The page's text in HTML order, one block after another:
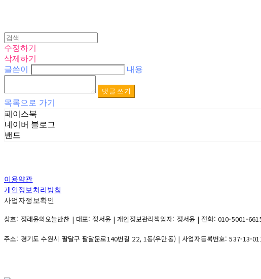
수정하기
삭제하기
글쓴이
내용
댓글 쓰기
목록으로 가기
페이스북
네이버 블로그
밴드
이용약관
개인정보처리방침
사업자정보확인
상호: 정래윤의오늘반찬 | 대표: 정서윤 | 개인정보관리책임자: 정서윤 | 전화: 010-5001-
주소: 경기도 수원시 팔달구 팔달문로140번길 22, 1동(우만동) | 사업자등록번호:537-13-